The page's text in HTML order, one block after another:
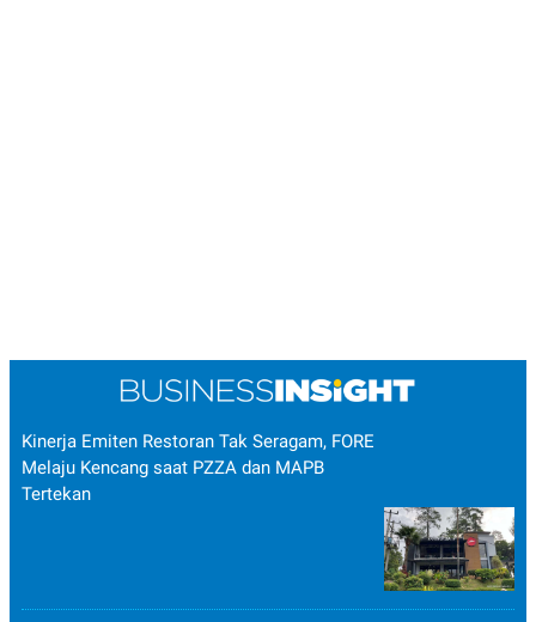
Kinerja Emiten Restoran Tak Seragam, FORE
Melaju Kencang saat PZZA dan MAPB
Tertekan